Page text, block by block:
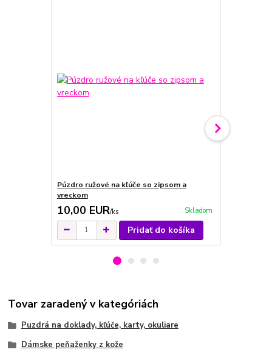
Púzdro ružové na kľúče so zipsom a
vreckom
10,00 EUR/ks Skladom
Pridať do košíka
Tovar zaradený v kategóriách
Puzdrá na doklady, kľúče, karty, okuliare
Dámske peňaženky z kože